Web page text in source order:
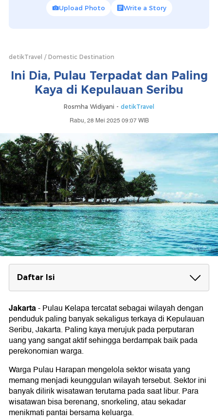
Upload Photo Write a Story
detikTravel Domestic Destination
Ini Dia, Pulau Terpadat dan Paling
Kaya di Kepulauan Seribu
Rosmha Widiyani - detikTravel
Rabu, 28 Mei 2025 09:07 WIB
Daftar Isi
Pulau Paling Padat di Kepulauan Seribu
Pulau Paling Kaya di Kepulauan Seribu
Wisata di Pulau Kelapa
Jakarta-Pulau Kelapa tercatat sebagai wilayah dengan
penduduk paling banyak sekaligus terkaya di Kepulauan
Seribu, Jakarta. Paling kaya merujuk pada perputaran
uang yang sangat aktif sehingga berdampak baik pada
perekonomian warga.
Warga Pulau Harapan mengelola sektor wisata yang
memang menjadi keunggulan wilayah tersebut. Sektor ini
banyak dilirik wisatawan terutama pada saat libur. Para
wisatawan bisa berenang, snorkeling, atau sekadar
menikmati pantai bersama keluarga.